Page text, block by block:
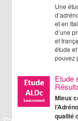
Une
et en
d’une
et
étude
pouvez
Etude
Mieux
qualité